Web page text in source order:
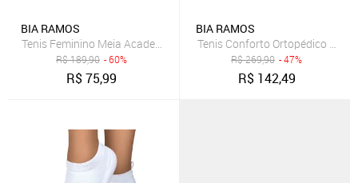
BIA RAMOS
Tenis Feminino Meia Academia Passeio Dia Dia Fashion Preto
R$189,90 - 60%
R$75,99
BIA RAMOS
Tenis Conforto Ortopédico com
R$269,90 - 47%
R$ 142,49